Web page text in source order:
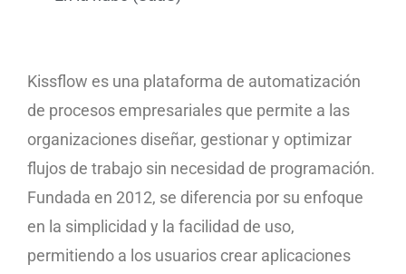
Kissflow es una plataforma de automatización
de procesos empresariales que permite a las
organizaciones diseñar, gestionar y optimizar
flujos de trabajo sin necesidad de programación.
Fundada en 2012, se diferencia por su enfoque
en la simplicidad y la facilidad de uso,
permitiendo a los usuarios crear aplicaciones